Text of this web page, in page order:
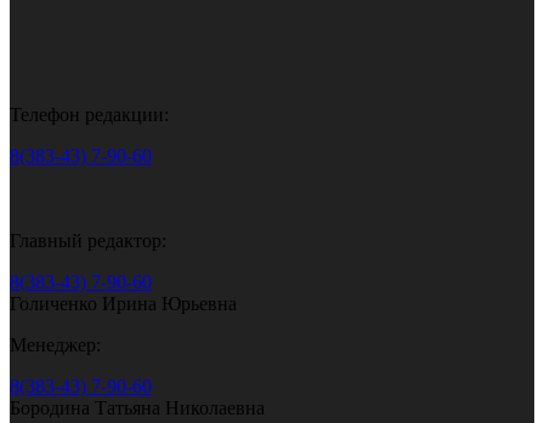
Телефон редакции:
8(383-43) 7-90-60
Главный редактор:
8(383-43) 7-90-60
Голиченко Ирина Юрьевна
Менеджер:
8(383-43) 7-90-60
Бородина Татьяна Николаевна